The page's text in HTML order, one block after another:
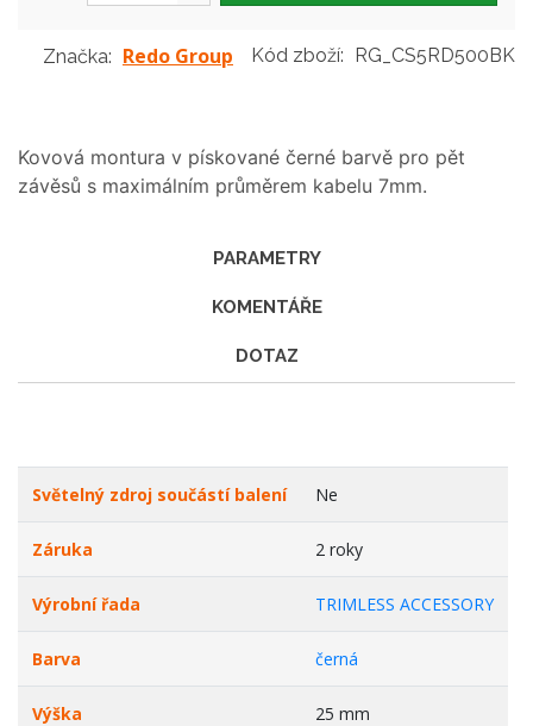
Značka: Redo Group Kód zboží: RG_CS5RD500BK
Kovová montura v pískované černé barvě pro pět
závěsů s maximálním průměrem kabelu 7mm.
PARAMETRY
KOMENTÁŘE
DOTAZ
Světelný zdroj součástí balení Ne
Záruka 2 roky
Výrobní řada TRIMLESS ACCESSORY
Barva černá
Výška 25 mm